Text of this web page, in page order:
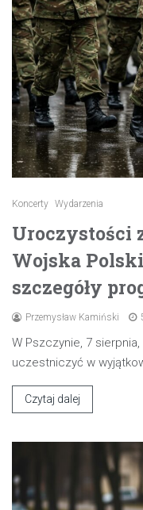
Koncerty Wydarzenia
Uroczystości
Wojska
szczegóły
Przemysław Kamiński
W Pszczynie, 7
uczestniczyć w
Czytaj dalej